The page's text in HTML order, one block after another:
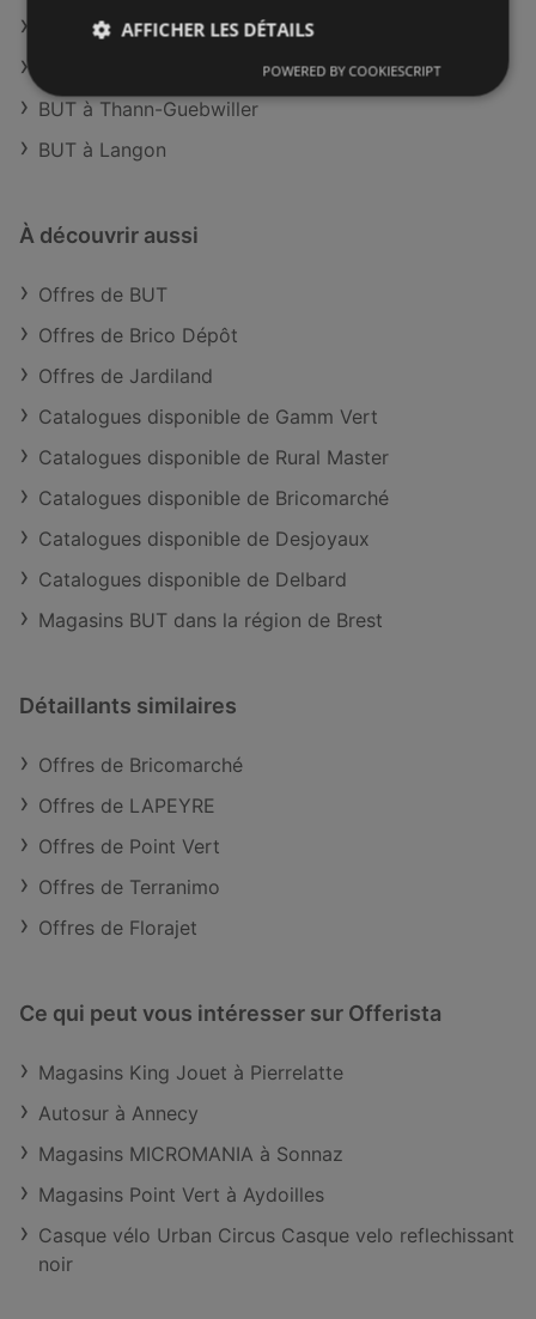
BUT à Blois
BUT à Thann-Guebwiller
BUT à Langon
À découvrir aussi
Offres de BUT
Offres de Brico Dépôt
Offres de Jardiland
Catalogues disponible de Gamm Vert
Catalogues disponible de Rural Master
Catalogues disponible de Bricomarché
Catalogues disponible de Desjoyaux
Catalogues disponible de Delbard
Magasins BUT dans la région de Brest
Détaillants similaires
Offres de Bricomarché
Offres de LAPEYRE
Offres de Point Vert
Offres de Terranimo
Offres de Florajet
Ce qui peut vous intéresser sur Offerista
Magasins King Jouet à Pierrelatte
Autosur à Annecy
Magasins MICROMANIA à Sonnaz
Magasins Point Vert à Aydoilles
Casque vélo Urban Circus Casque velo reflechissant
noir
AFFICHER LES DÉTAILS
POWERED BY COOKIESCRIPT